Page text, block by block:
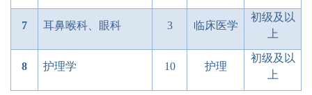
7 耳鼻喉科、眼科 3 临床医学
初级及以
上
8 护理学 10 护理
初级及以
上